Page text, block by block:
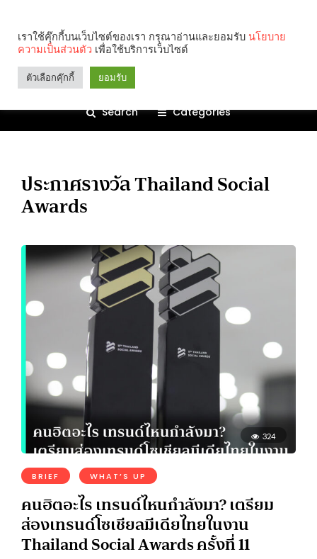
Search Categories
ประกาศรางวัล Thailand Social
Awards
324
BRIEF WHAT’S UP
คนฮิตอะไร เทรนด์ไหนกำลังมา? เตรียม
ส่องเทรนด์โซเชียลมีเดียไทยในงาน
Thailand Social Awards ครั้งที่ 11
เราใช้คุ๊กกี้บนเว็บไซต์ของเรา กรุณาอ่านและยอมรับ นโยบาย
ความเป็นส่วนตัว เพื่อใช้บริการเว็บไซต์
ตัวเลือกคุ๊กกี้ ยอมรับ